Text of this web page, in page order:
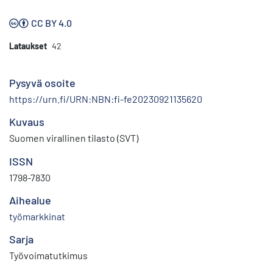
CC BY 4.0
Lataukset 42
Pysyvä osoite
https://urn.fi/URN:NBN:fi-fe20230921135620
Kuvaus
Suomen virallinen tilasto (SVT)
ISSN
1798-7830
Aihealue
työmarkkinat
Sarja
Työvoimatutkimus